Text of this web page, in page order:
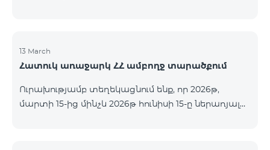
Հարցերի կամ լրացուցիչ տեղեկությունների
համար խնդրում ենք դիմել «Ֆասթ Մեդիա»
13 March
Հատուկ առաջարկ ՀՀ ամբողջ տարածքում
Ուրախությամբ տեղեկացնում ենք, որ 2026թ,
մարտի 15-ից մինչև 2026թ հունիսի 15-ը ներառյալ